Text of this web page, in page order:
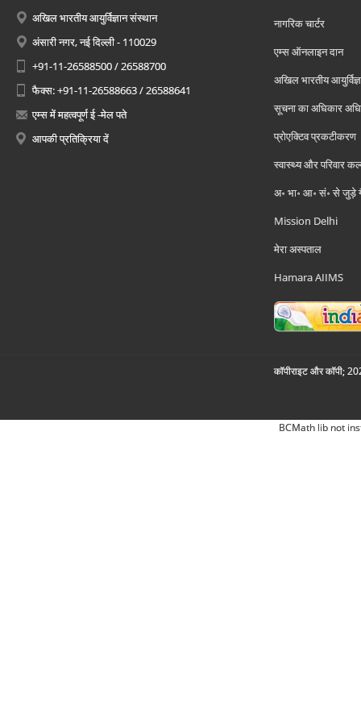
अखिल भारतीय आयुर्विज्ञान संस्थान
अंसारी नगर, नई दिल्ली - 110029
+91-11-26588500 / 26588700
फैक्स: +91-11-26588663 / 26588641
एम्स में महत्वपूर्ण ई -मेल पते
आपकी प्रतिक्रिया दें
नागरिक चार्टर
एम्स ऑनलाइन दान
अखिल भारतीय
सूचना का अधिकार
प्रोएक्टिव प्रकटीकरण
स्वास्थ्य और परिवार
अ॰ भा॰ आ॰ सं॰ से जुड़े
Mission Delhi
मेरा अस्पताल
Hamara AIIMS
कॉपीराइट और कॉपी;
BCMath lib not